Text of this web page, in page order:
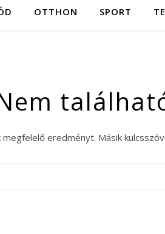
OTTHON SPORT
eredményt. Másik